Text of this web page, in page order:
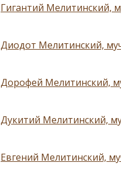
Гигантий Мелитинский,
Диодот Мелитинский,
Дорофей Мелитинский,
Дукитий Мелитинский,
Евгений Мелитинский,